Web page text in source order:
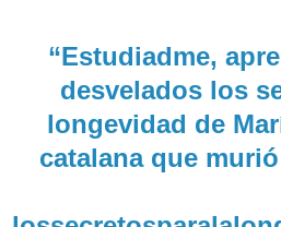
“Estudiadme,
desvelados los
longevidad de
catalana que